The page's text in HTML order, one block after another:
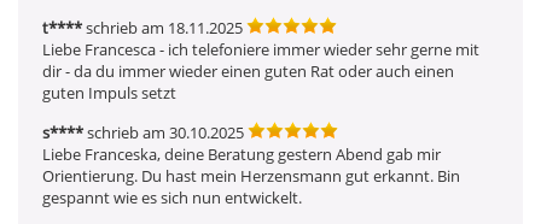
t****schrieb am 18.11.2025
Liebe Francesca - ich telefoniere immer wieder sehr gerne mit
dir - da du immer wieder einen guten Rat oder auch einen
guten Impuls setzt
s****schrieb am 30.10.2025
Liebe Franceska, deine Beratung gestern Abend gab mir
Orientierung. Du hast mein Herzensmann gut erkannt. Bin
gespannt wie es sich nun entwickelt.